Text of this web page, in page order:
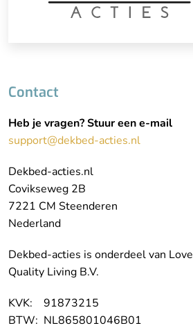
Contact
Heb je vragen? Stuur een e-mail
support@dekbed-acties.nl
Dekbed-acties.nl
Covikseweg 2B
7221 CM Steenderen
Nederland
Dekbed-acties is onderdeel van Love
Quality Living B.V.
KVK: 91873215
BTW: NL865801046B01